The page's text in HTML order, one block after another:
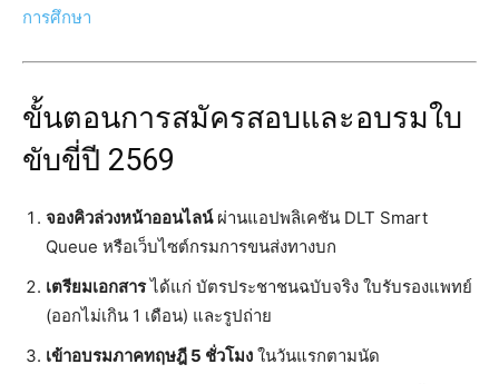
การศึกษา
ขั้นตอนการสมัครสอบและอบรมใบ
ขับขี่ปี 2569
จองคิวล่วงหน้าออนไลน์ผ่านแอปพลิเคชัน DLT Smart
Queue หรือเว็บไซต์กรมการขนส่งทางบก
เตรียมเอกสารได้แก่ บัตรประชาชนฉบับจริง ใบรับรองแพทย์
(ออกไม่เกิน 1 เดือน) และรูปถ่าย
เข้าอบรมภาคทฤษฎี 5 ชั่วโมง ในวันแรกตามนัด